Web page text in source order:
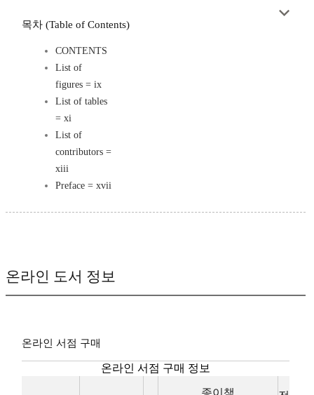
목차 (Table of Contents)
CONTENTS
List of
figures = ix
List of tables
= xi
List of
contributors =
xiii
Preface = xvii
온라인 도서 정보
온라인 서점 구매
온라인 서점 구매 정보
종이책